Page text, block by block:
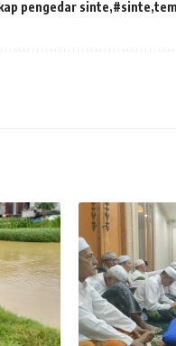
pengedar sinte #sinte